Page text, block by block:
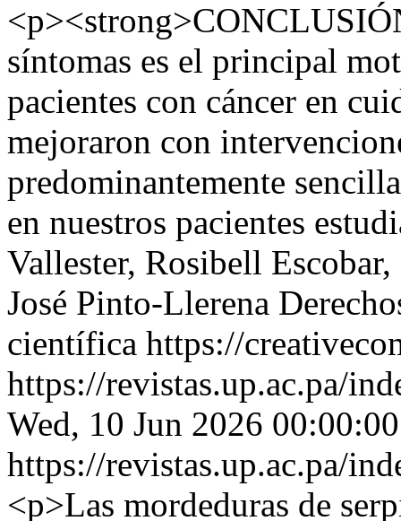
síntomas es el principal
pacientes con cáncer en
mejoraron con
predominantemente
en nuestros pacientes
Vallester, Rosibell
José Pinto-Llerena
científica https://
https://revistas.up.ac.pa/
Wed, 10 Jun 2026
https://revistas.up.ac.pa/
<p>Las mordeduras de